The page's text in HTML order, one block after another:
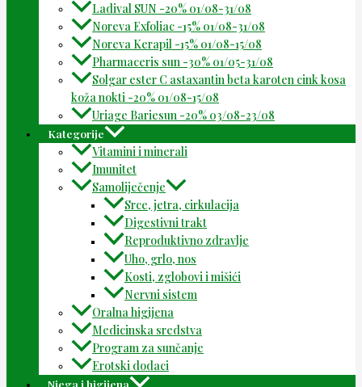
Ladival SUN -20% 01/08-31/08
Noreva Exfoliac -15% 01/08-31/08
Noreva Kerapil -15% 01/08-15/08
Pharmaceris sun -30% 01/05-31/08
Solgar ester C astaxantin beta karoten cink kosa
koža nokti -20% 01/08-15/08
Uriage Bariesun -20% 03/08-23/08
Kategorije
Vitamini i minerali
Imunitet
Samoliječenje
Srce, jetra, cirkulacija
Digestivni trakt
Reproduktivno zdravlje
Uho, grlo, nos
Kosti, zglobovi i mišići
Nervni sistem
Oralna higijena
Medicinska sredstva
Program za sunčanje
Erotski dodaci
Njega i higijena